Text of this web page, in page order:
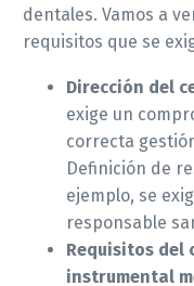
dentales. Vamos a
requisitos que se
Dirección del
exige un
correcta
Definición de
ejemplo, se
responsable
Requisitos del
instrumental